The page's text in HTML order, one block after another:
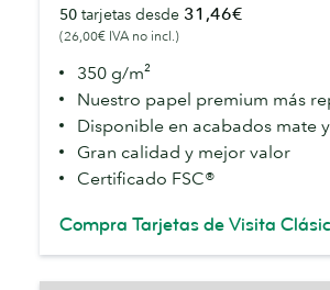
Visita
Clásicas
50 tarjetas desde 31,46€
(26,00€ IVA no incl.)
350 g/m²
Nuestro papel premium más
Disponible en acabados mate
Gran calidad y mejor valor
Certificado FSC®
Compra Tarjetas de Visita